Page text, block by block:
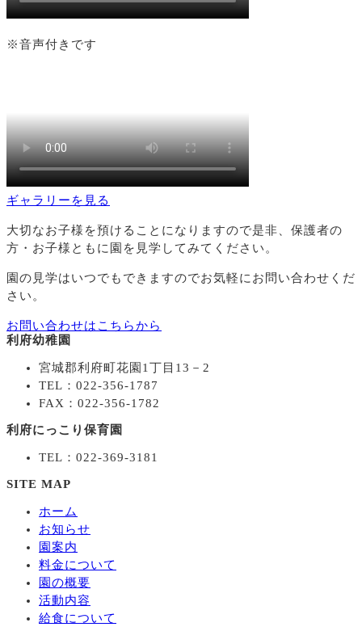
※音声付きです
ギャラリーを見る
大切なお子様を預けることになりますので是非、保護者の
方・お子様ともに園を見学してみてください。
園の見学はいつでもできますのでお気軽にお問い合わせくだ
さい。
お問い合わせはこちらから
利府幼稚園
宮城郡利府町花園1丁目13－2
TEL：022-356-1787
FAX：022-356-1782
利府にっこり保育園
TEL：022-369-3181
SITE MAP
ホーム
お知らせ
園案内
料金について
園の概要
活動内容
給食について